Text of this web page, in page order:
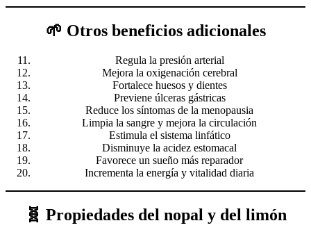
🌱 Otros beneficios adicionales
Regula la presión arterial
Mejora la oxigenación cerebral
Fortalece huesos y dientes
Previene úlceras gástricas
Reduce los síntomas de la menopausia
Limpia la sangre y mejora la circulación
Estimula el sistema linfático
Disminuye la acidez estomacal
Favorece un sueño más reparador
Incrementa la energía y vitalidad diaria
🧬 Propiedades del nopal y del limón